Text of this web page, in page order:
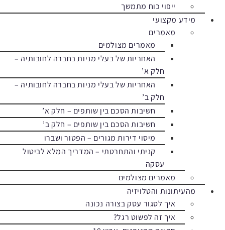
ייפוי כוח מתמשך
מידע מקצועי
מאמרים
מאמרים מצולמים
האחריות של בעלי מניות בחברה לחובותיה –
חלק א’
האחריות של בעלי מניות בחברה לחובותיה –
חלק ב’
חשיבות הסכם בין שותפים – חלק א’
חשיבות הסכם בין שותפים – חלק ב’
מיסוי דירות מגורים – הפטור ושברו
קניתי והתחרטתי – המדריך המלא לביטול
עסקה
מאמרים מצולמים
מהעיתונות והטלויזיה
איך לסגור עסק בצורה נכונה
איך זה לפשוט רגל?